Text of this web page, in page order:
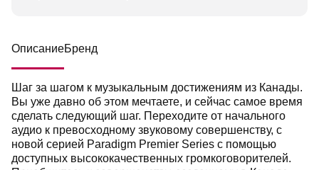
ОписаниеБренд
Шаг за шагом к музыкальным достижениям из Канады.
Вы уже давно об этом мечтаете, и сейчас самое время
сделать следующий шаг. Переходите от начального
аудио к превосходному звуковому совершенству, с
новой серией Paradigm Premier Series с помощью
доступных высококачественных громкоговорителей.